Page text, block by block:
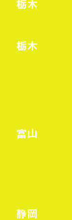
栃木
栃木
富山
静岡